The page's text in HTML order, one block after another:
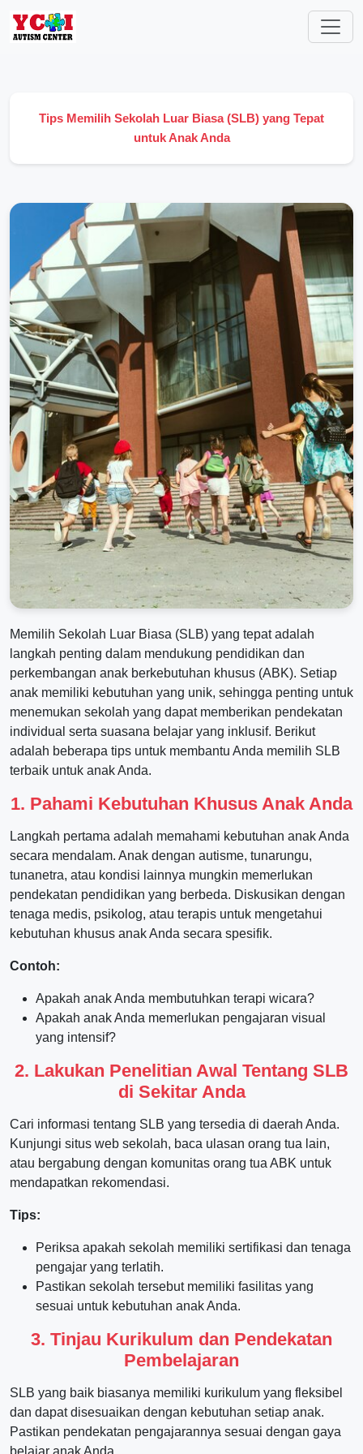
Tips Memilih Sekolah Luar Biasa (SLB) yang Tepat
untuk Anak Anda
Memilih Sekolah Luar Biasa (SLB) yang tepat adalah
langkah penting dalam mendukung pendidikan dan
perkembangan anak berkebutuhan khusus (ABK). Setiap
anak memiliki kebutuhan yang unik, sehingga penting untuk
menemukan sekolah yang dapat memberikan pendekatan
individual serta suasana belajar yang inklusif. Berikut
adalah beberapa tips untuk membantu Anda memilih SLB
terbaik untuk anak Anda.
1. Pahami Kebutuhan Khusus Anak Anda
Langkah pertama adalah memahami kebutuhan anak Anda
secara mendalam. Anak dengan autisme, tunarungu,
tunanetra, atau kondisi lainnya mungkin memerlukan
pendekatan pendidikan yang berbeda. Diskusikan dengan
tenaga medis, psikolog, atau terapis untuk mengetahui
kebutuhan khusus anak Anda secara spesifik.
Contoh:
Apakah anak Anda membutuhkan terapi wicara?
Apakah anak Anda memerlukan pengajaran visual
yang intensif?
2. Lakukan Penelitian Awal Tentang SLB
di Sekitar Anda
Cari informasi tentang SLB yang tersedia di daerah Anda.
Kunjungi situs web sekolah, baca ulasan orang tua lain,
atau bergabung dengan komunitas orang tua ABK untuk
mendapatkan rekomendasi.
Tips:
Periksa apakah sekolah memiliki sertifikasi dan tenaga
pengajar yang terlatih.
Pastikan sekolah tersebut memiliki fasilitas yang
sesuai untuk kebutuhan anak Anda.
3. Tinjau Kurikulum dan Pendekatan
Pembelajaran
SLB yang baik biasanya memiliki kurikulum yang fleksibel
dan dapat disesuaikan dengan kebutuhan setiap anak.
Pastikan pendekatan pengajarannya sesuai dengan gaya
belajar anak Anda.